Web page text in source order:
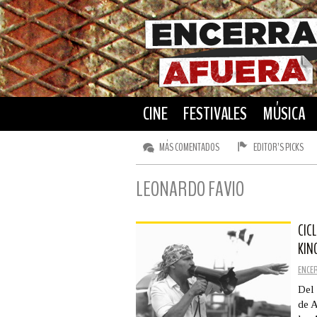
CINE FESTIVALES MÚSICA
MÁS COMENTADOS EDITOR’S PICKS
LEONARDO FAVIO
Del
de